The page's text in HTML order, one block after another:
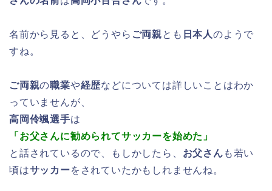
名前から見ると、どうやら ご両親とも 日本人のようで
すね。
ご両親の職業や経歴などについては詳しいことはわか
っていませんが、
高岡伶颯選手は
「お父さんに勧められてサッカーを始めた」
と話されているので、もしかしたら、 お父さん も若い
頃はサッカーをされていたかもしれませんね。